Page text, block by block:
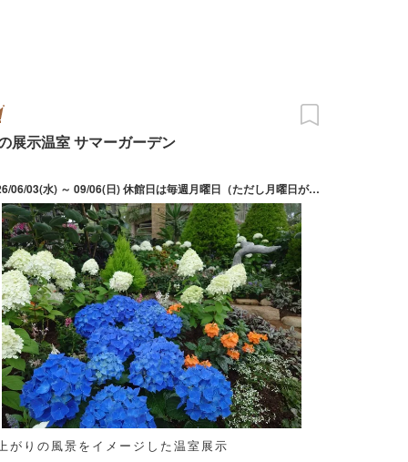
展示温室 サマーガーデン
2026/06/03(水) ～ 09/06(日) 休館日は毎週月曜日（ただし月曜日が祝祭日の場合には次の平日）。夏休み期間中（7月21日～8月31日）は開館。
がりの風景をイメージした温室展示